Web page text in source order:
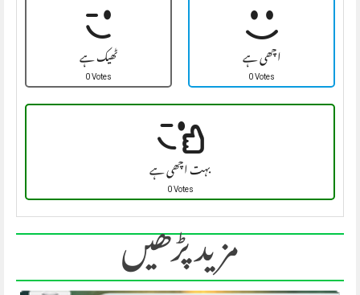
ٹھیک ہے
0 Votes اچھی ہے
0 Votes
بہت اچھی ہے
0 Votes
مزید پڑھیں